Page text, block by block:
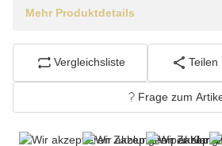
Mehr Produktdetails
Vergleichsliste Teilen
Frage zum